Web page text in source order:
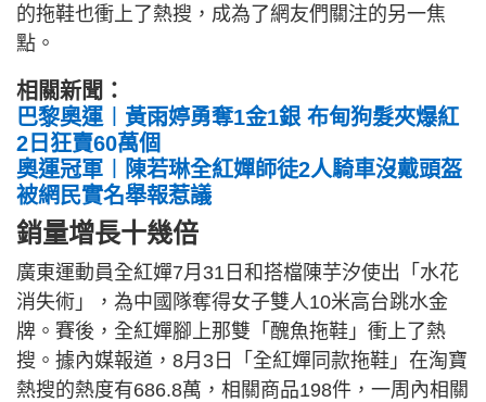
的拖鞋也衝上了熱搜，成為了網友們關注的另一焦
點。
相關新聞：
巴黎奧運︱黃雨婷勇奪1金1銀 布甸狗髮夾爆紅
2日狂賣60萬個
奧運冠軍︱陳若琳全紅嬋師徒2人騎車沒戴頭盔
被網民實名舉報惹議
銷量增長十幾倍
廣東運動員全紅嬋7月31日和搭檔陳芋汐使出「水花
消失術」，為中國隊奪得女子雙人10米高台跳水金
牌。賽後，全紅嬋腳上那雙「醜魚拖鞋」衝上了熱
搜。據內媒報道，8月3日「全紅嬋同款拖鞋」在淘寶
熱搜的熱度有686.8萬，相關商品198件，一周內相關